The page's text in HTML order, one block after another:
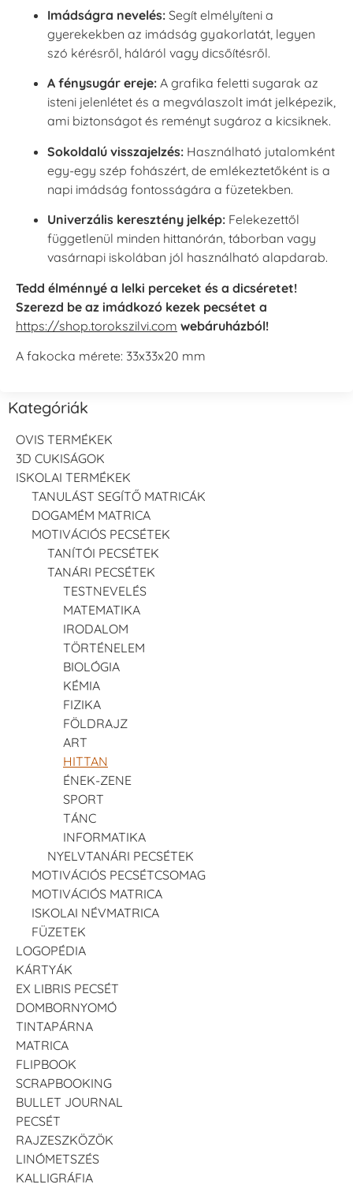
Imádságra nevelés: Segít elmélyíteni a
gyerekekben az imádság gyakorlatát, legyen
szó kérésről, háláról vagy dicsőítésről.
A fénysugár ereje: A grafika feletti sugarak az
isteni jelenlétet és a megválaszolt imát jelképezik,
ami biztonságot és reményt sugároz a kicsiknek.
Sokoldalú visszajelzés: Használható jutalomként
egy-egy szép fohászért, de emlékeztetőként is a
napi imádság fontosságára a füzetekben.
Univerzális keresztény jelkép: Felekezettől
függetlenül minden hittanórán, táborban vagy
vasárnapi iskolában jól használható alapdarab.
Tedd élménnyé a lelki perceket és a dicséretet!
Szerezd be az imádkozó kezek pecsétet a
https://shop.torokszilvi.com webáruházból!
A fakocka mérete: 33x33x20 mm
Kategóriák
OVIS TERMÉKEK
3D CUKISÁGOK
ISKOLAI TERMÉKEK
TANULÁST SEGÍTŐ MATRICÁK
DOGAMÉM MATRICA
MOTIVÁCIÓS PECSÉTEK
TANÍTÓI PECSÉTEK
TANÁRI PECSÉTEK
TESTNEVELÉS
MATEMATIKA
IRODALOM
TÖRTÉNELEM
BIOLÓGIA
KÉMIA
FIZIKA
FÖLDRAJZ
ART
HITTAN
ÉNEK-ZENE
SPORT
TÁNC
INFORMATIKA
NYELVTANÁRI PECSÉTEK
MOTIVÁCIÓS PECSÉTCSOMAG
MOTIVÁCIÓS MATRICA
ISKOLAI NÉVMATRICA
FÜZETEK
LOGOPÉDIA
KÁRTYÁK
EX LIBRIS PECSÉT
DOMBORNYOMÓ
TINTAPÁRNA
MATRICA
FLIPBOOK
SCRAPBOOKING
BULLET JOURNAL
PECSÉT
RAJZESZKÖZÖK
LINÓMETSZÉS
KALLIGRÁFIA